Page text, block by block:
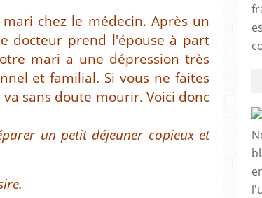
chez le médecin. Après un
docteur prend l'épouse à part
mari a une dépression très
et familial. Si vous ne faites
sans doute mourir. Voici donc
un petit déjeuner copieux et